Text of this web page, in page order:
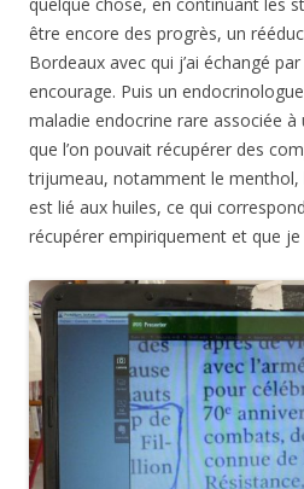
être encore des progrès, un
Bordeaux avec qui j’ai échangé
encourage. Puis un
maladie endocrine rare associée à
que l’on pouvait récupérer des
trijumeau, notamment le
est lié aux huiles, ce qui
récupérer empiriquement et que